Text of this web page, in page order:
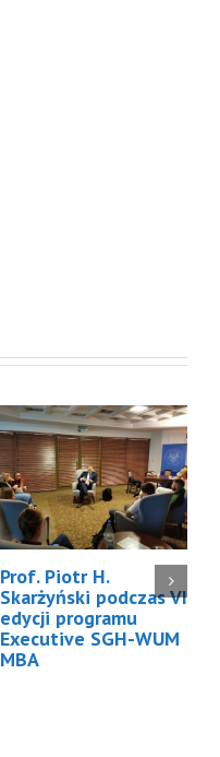
Prof. Piotr H.
Skarżyński podczas VI
edycji programu
Executive SGH-WUM
MBA